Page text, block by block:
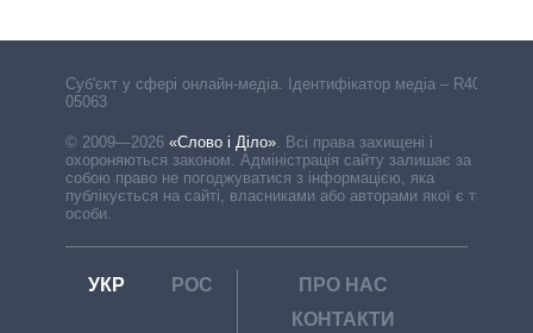
Cуб'єкт у сфері онлайн-медіа. Ідентифікатор медіа – R40-
05063
© 2009—2026 «Слово і Діло». Всі права захищені і
охороняються законом. Адміністрація сайту залишає за
собою право не погоджуватися з інформацією, яка
публікується на сайті, власниками або авторами якої є треті
особи.
УКР РОС
ПРО НАС
КОНТАКТИ